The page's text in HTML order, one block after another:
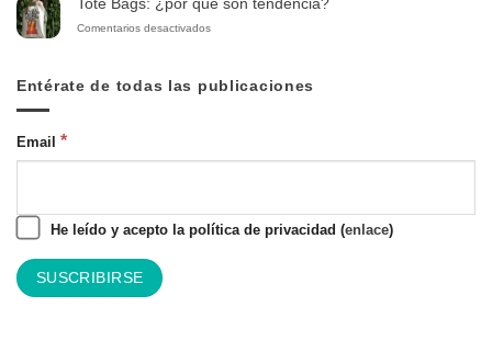
popular
para
conseguir
del
2000
marcar
Comentarios desactivadosen
¿por
Entérate de todas las publicaciones
Email *
He leído y acepto la política de privacidad (enlace)